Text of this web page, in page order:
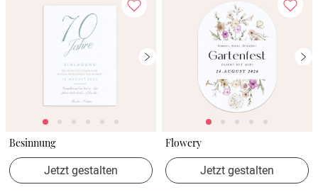
Besinnung
Jetzt gestalten
Flowery
Jetzt gestalten